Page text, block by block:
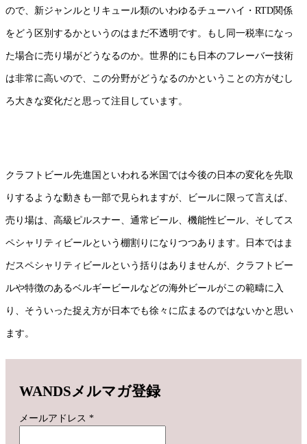
ので、新ジャンルとリキュール類のいわゆるチューハイ・RTD関係
をどう区別するかというのはまだ不透明です。もし同一税率になっ
た場合に売り場がどうなるのか。世界的にも日本のフレーバー技術
は非常に高いので、この分野がどうなるのかということの方がむし
ろ大きな変化だと思って注目しています。
クラフトビール先進国といわれる米国では今後の日本の変化を先取
りするような動きも一部で見られますが、ビールに限って言えば、
売り場は、高級ピルスナー、通常ビール、機能性ビール、そしてス
ペシャリティビールという棚割りになりつつあります。日本ではま
だスペシャリティビールという括りはありませんが、クラフトビー
ルや特徴のあるベルギービールなどの海外ビールがこの範疇に入
り、そういった捉え方が日本でも徐々に広まるのではないかと思い
ます。
WANDSメルマガ登録
メールアドレス *